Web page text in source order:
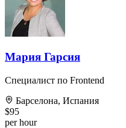
Мария Гарсия
Специалист по Frontend
Барселона, Испания
$95
per hour